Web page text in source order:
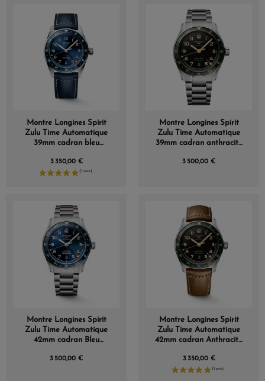
Montre Longines Spirit
Zulu Time Automatique
39mm cadran bleu
3 350,00 €
Montre Longines Spirit
Zulu Time Automatique
39mm cadran anthracite
3 500,00 €
Montre Longines Spirit
Zulu Time Automatique
42mm cadran Bleu
3 500,00 €
Montre Longines Spirit
Zulu Time Automatique
42mm cadran Anthracite
3 350,00 €